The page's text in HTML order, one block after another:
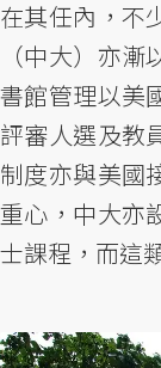
在其任內，不
（中大）亦
書館管理以美
評審人選及教
制度亦與美國
重心，中大亦
士課程，而這